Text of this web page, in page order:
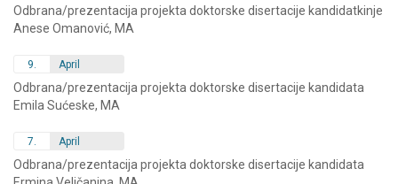
Odbrana/prezentacija projekta doktorske disertacije kandidatkinje
Anese Omanović, MA
9. April
Odbrana/prezentacija projekta doktorske disertacije kandidata
Emila Sućeske, MA
7. April
Odbrana/prezentacija projekta doktorske disertacije kandidata